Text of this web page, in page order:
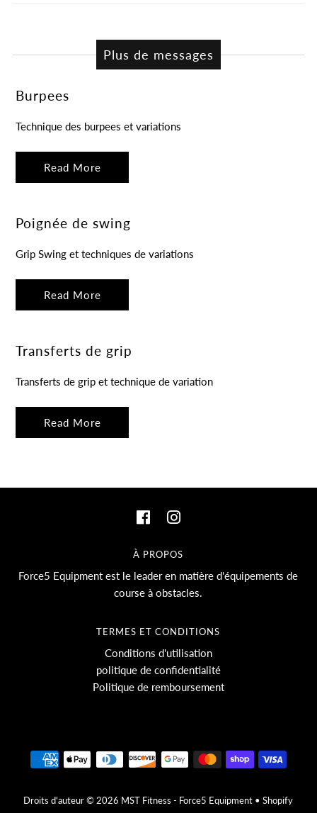
Plus de messages
Burpees
Technique des burpees et variations
Read More
Poignée de swing
Grip Swing et techniques de variations
Read More
Transferts de grip
Transferts de grip et technique de variation
Read More
À PROPOS
Force5 Equipment est le leader en matière d'équipements de
course à obstacles.
TERMES ET CONDITIONS
Conditions d'utilisation
politique de confidentialité
Politique de remboursement
Droits d'auteur © 2026 MST Fitness - Force5 Equipment •Shopify